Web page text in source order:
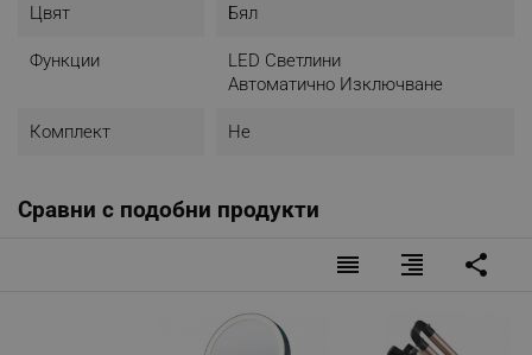
Цвят Бял
Функции
LED Светлини
Автоматично Изключване
Комплект Не
Сравни с подобни продукти
reorder format_align_right share